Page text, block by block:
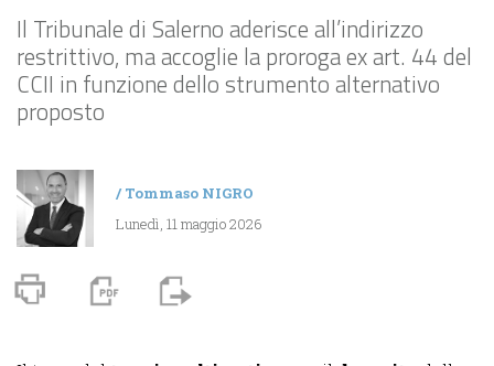
Il Tribunale di Salerno aderisce all’indirizzo
restrittivo, ma accoglie la proroga ex art. 44 del
CCII in funzione dello strumento alternativo
proposto
/Tommaso NIGRO
Lunedì, 11 maggio 2026